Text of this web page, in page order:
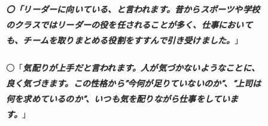
〇「リーダーに向いている、と言われます。昔からスポーツや学校
のクラスではリーダーの役を任されることが多く、仕事において
も、チームを取りまとめる役割をすすんで引き受けました。
」
〇「 気配りが上手だと言われます。人が気づかないようなことに、
良く気づきます。この性格から”今何が足りていないのか”、”上司は
何を求めているのか”、いつも気を配りながら仕事をしていま
す。
」